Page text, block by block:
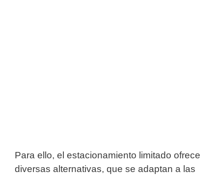
Para ello, el estacionamiento limitado ofrece
diversas alternativas, que se adaptan a las